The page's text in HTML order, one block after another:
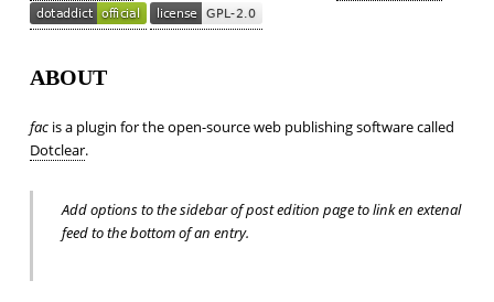
ABOUT
facis a plugin for the open-source web publishing software called
Dotclear.
Add options to the sidebar of post edition page to link en extenal
feed to the bottom of an entry.